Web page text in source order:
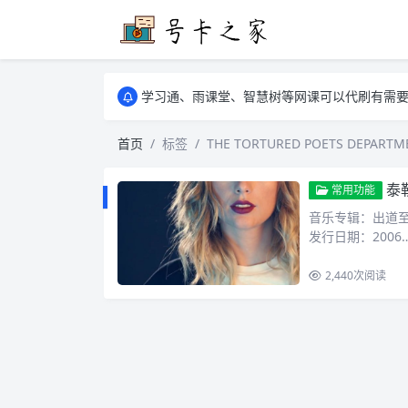
学习通、雨课堂、智慧树等网课可以代刷有需
学习通、雨课堂、智慧树等网课可以代刷有需
首页
标签 THE TORTURED POETS
常用功能 泰勒
音乐专辑：出道
发行日期：
2,440次阅读